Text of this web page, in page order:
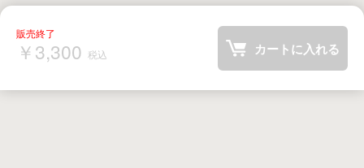
￥3,300 税込 カートに入れる